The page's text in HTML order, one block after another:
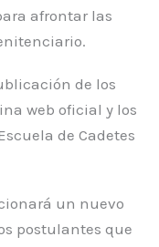
afrontar las
de los
web oficial y los
de Cadetes
un nuevo
postulantes que